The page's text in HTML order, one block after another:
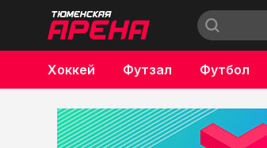
Хоккей Футзал Футбол
Бокс